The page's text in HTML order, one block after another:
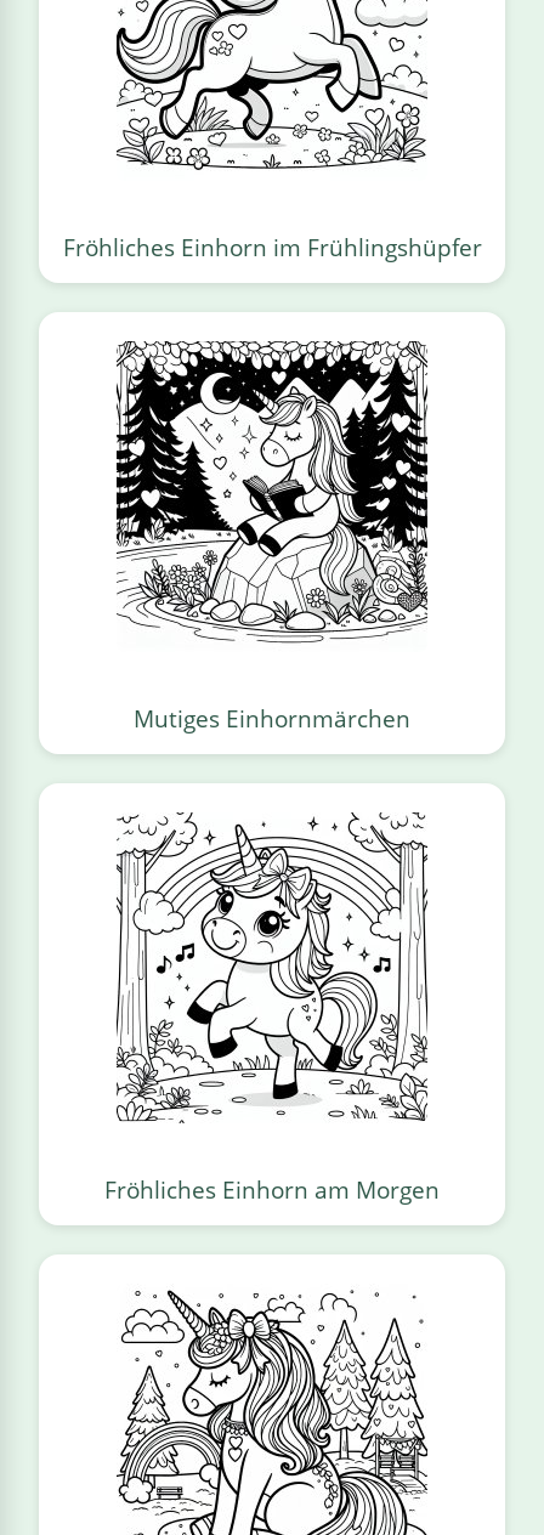
Fröhliches Einhorn im Frühlingshüpfer
Mutiges Einhornmärchen
Fröhliches Einhorn am Morgen